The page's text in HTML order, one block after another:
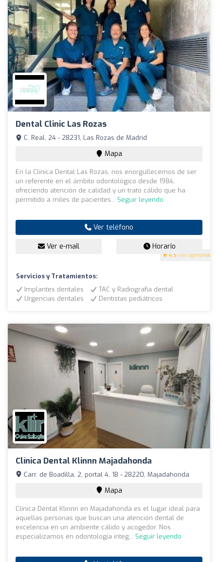
Dental Clinic Las Rozas
4.9 (191 opiniones)
C. Real, 24 - 28231, Las Rozas de Madrid
Mapa
En la Clínica Dental Las Rozas, nos enorgullecemos de ser
un referente en el ámbito odontológico desde 1984,
ofreciendo atención de calidad y un trato cálido que ha
permitido a miles de pacientes... Seguir leyendo
Ver teléfono
Ver e-mail Horario
Servicios y Tratamientos:
Implantes dentales
TAC y Radiografía dental
Urgencias dentales
Dentistas pediátricos
Clínica Dental Klinnn Majadahonda
Carr. de Boadilla, 2, portal 4, 1B - 28220, Majadahonda
Mapa
Clínica Dental Klinnn en Majadahonda es el lugar ideal para
aquellas personas que buscan una atención dental de
excelencia en un ambiente cálido y acogedor. Nos
especializamos en odontología integ... Seguir leyendo